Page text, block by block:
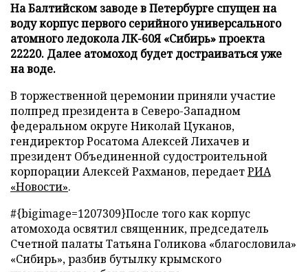
На Балтийском заводе в Петербурге спущен на
воду корпус первого серийного универсального
атомного ледокола ЛК-60Я «Сибирь» проекта
22220. Далее атомоход будет достраиваться уже
на воде.
В торжественной церемонии приняли участие
полпред президента в Северо-Западном
федеральном округе Николай Цуканов,
гендиректор Росатома Алексей Лихачев и
президент Объединенной судостроительной
корпорации Алексей Рахманов, передаетРИА
«Новости».
#{bigimage=1207309}После того как корпус
атомохода освятил священник, председатель
Счетной палаты Татьяна Голикова «благословила»
«Сибирь», разбив бутылку крымского